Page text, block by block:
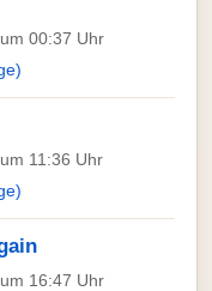
00:37 Uhr
11:36 Uhr
16:47 Uhr